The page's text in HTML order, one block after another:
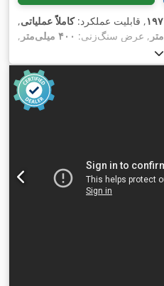
, قابلیت عملکرد:کاملاً عملیاتی,
, عرض سنگ‌زنی: ۴۰۰ میلی‌متر
,